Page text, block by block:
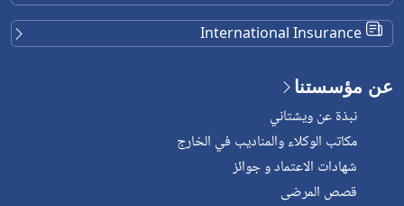
عن مؤسستنا
نبذة عن ويشتاني
مكاتب الوكلاء والمناديب في الخارج
شهادات الاعتماد و جوائز
قصص المرضى